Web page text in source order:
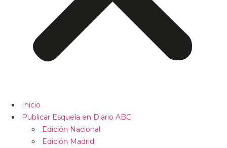
Inicio
Publicar Esquela en Diario ABC
Edición Nacional
Edición Madrid